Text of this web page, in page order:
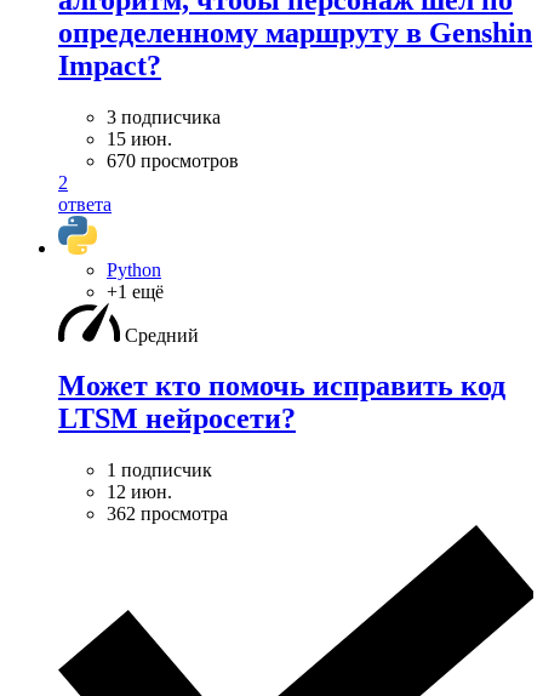
определенному маршруту в Genshin
Impact?
3 подписчика
15 июн.
670 просмотров
2
ответа
Python
+1 ещё
Средний
Может кто помочь исправить код
LTSM нейросети?
1 подписчик
12 июн.
362 просмотра